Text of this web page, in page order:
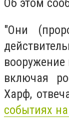
Об этом
"Они
вооружение
включая
Харф,
событиях